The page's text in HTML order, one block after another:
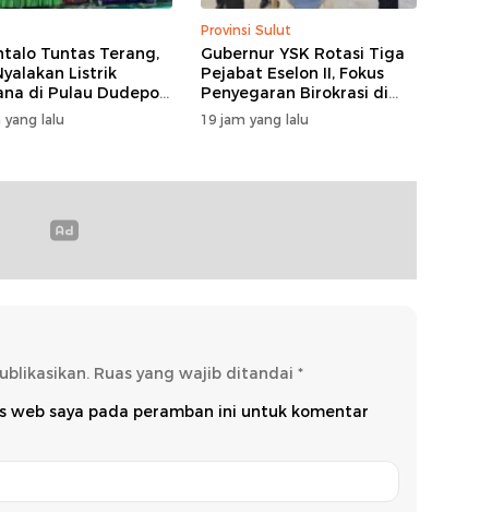
Tuntas Terang,
Listrik
di Pulau Dudepo,
Berlistrik
Gorontalo Capai
yang lalu
Provinsi Sulut
Gubernur YSK Rotasi Tiga
Pejabat Eselon II, Fokus
Penyegaran Birokrasi di
Sulut
19 jam yang lalu
Ruas yang wajib ditandai *
web saya pada peramban ini untuk komentar